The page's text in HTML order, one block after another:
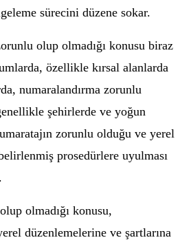
sürecini düzene sokar.
olup olmadığı konusu biraz
özellikle kırsal alanlarda
numaralandırma zorunlu
şehirlerde ve yoğun
zorunlu olduğu ve yerel
prosedürlere uyulması
olmadığı konusu,
düzenlemelerine ve şartlarına